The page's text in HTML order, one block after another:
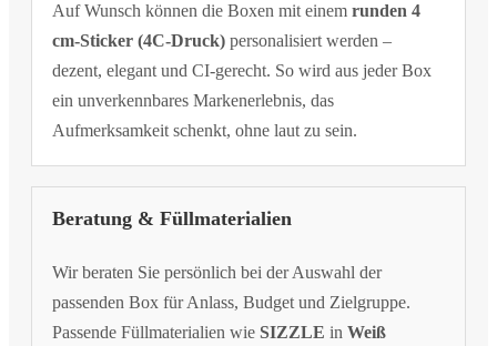
Auf Wunsch können die Boxen mit einemrunden 4
cm-Sticker (4C-Druck) personalisiert werden –
dezent, elegant und CI-gerecht. So wird aus jeder Box
ein unverkennbares Markenerlebnis, das
Aufmerksamkeit schenkt, ohne laut zu sein.
Beratung & Füllmaterialien
Wir beraten Sie persönlich bei der Auswahl der
passenden Box für Anlass, Budget und Zielgruppe.
Passende Füllmaterialien wieSIZZLE inWeiß